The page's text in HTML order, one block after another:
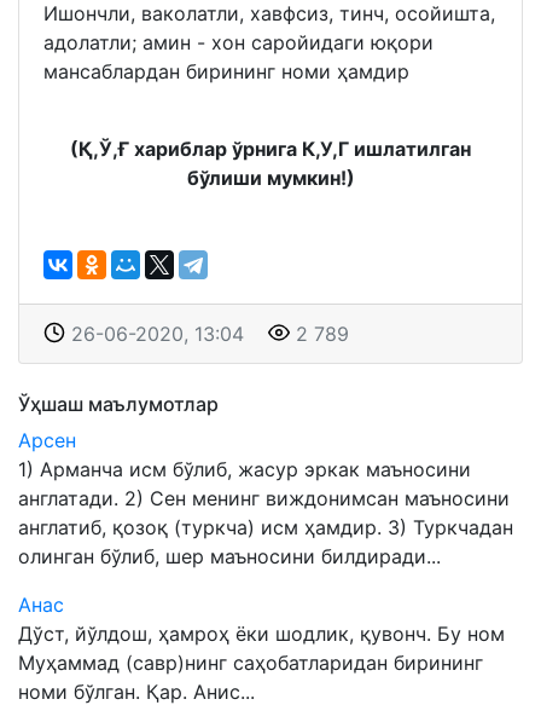
Ишончли, ваколатли, хавфсиз, тинч, осойишта,
адолатли; амин - хон саройидаги юқори
мансаблардан бирининг номи ҳамдир
(Қ,Ў,Ғ хариблар ўрнига К,У,Г ишлатилган
бўлиши мумкин!)
26-06-2020, 13:04 2 789
Ўҳшаш маълумотлар
Арсен
1) Арманча исм бўлиб, жасур эркак маъносини
англатади. 2) Сен менинг виждонимсан маъносини
англатиб, қозоқ (туркча) исм ҳамдир. 3) Туркчадан
олинган бўлиб, шер маъносини билдиради...
Анас
Дўст, йўлдош, ҳамроҳ ёки шодлик, қувонч. Бу ном
Муҳаммад (савр)нинг саҳобатларидан бирининг
номи бўлган. Қар. Анис...